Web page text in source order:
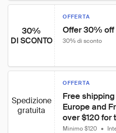
30%
DI SCONTO
OFFERTA
Offer 30%
30% di sconto
Spedizione
gratuita
OFFERTA
Free
Europe and
over $120 for
Minimo $120 •